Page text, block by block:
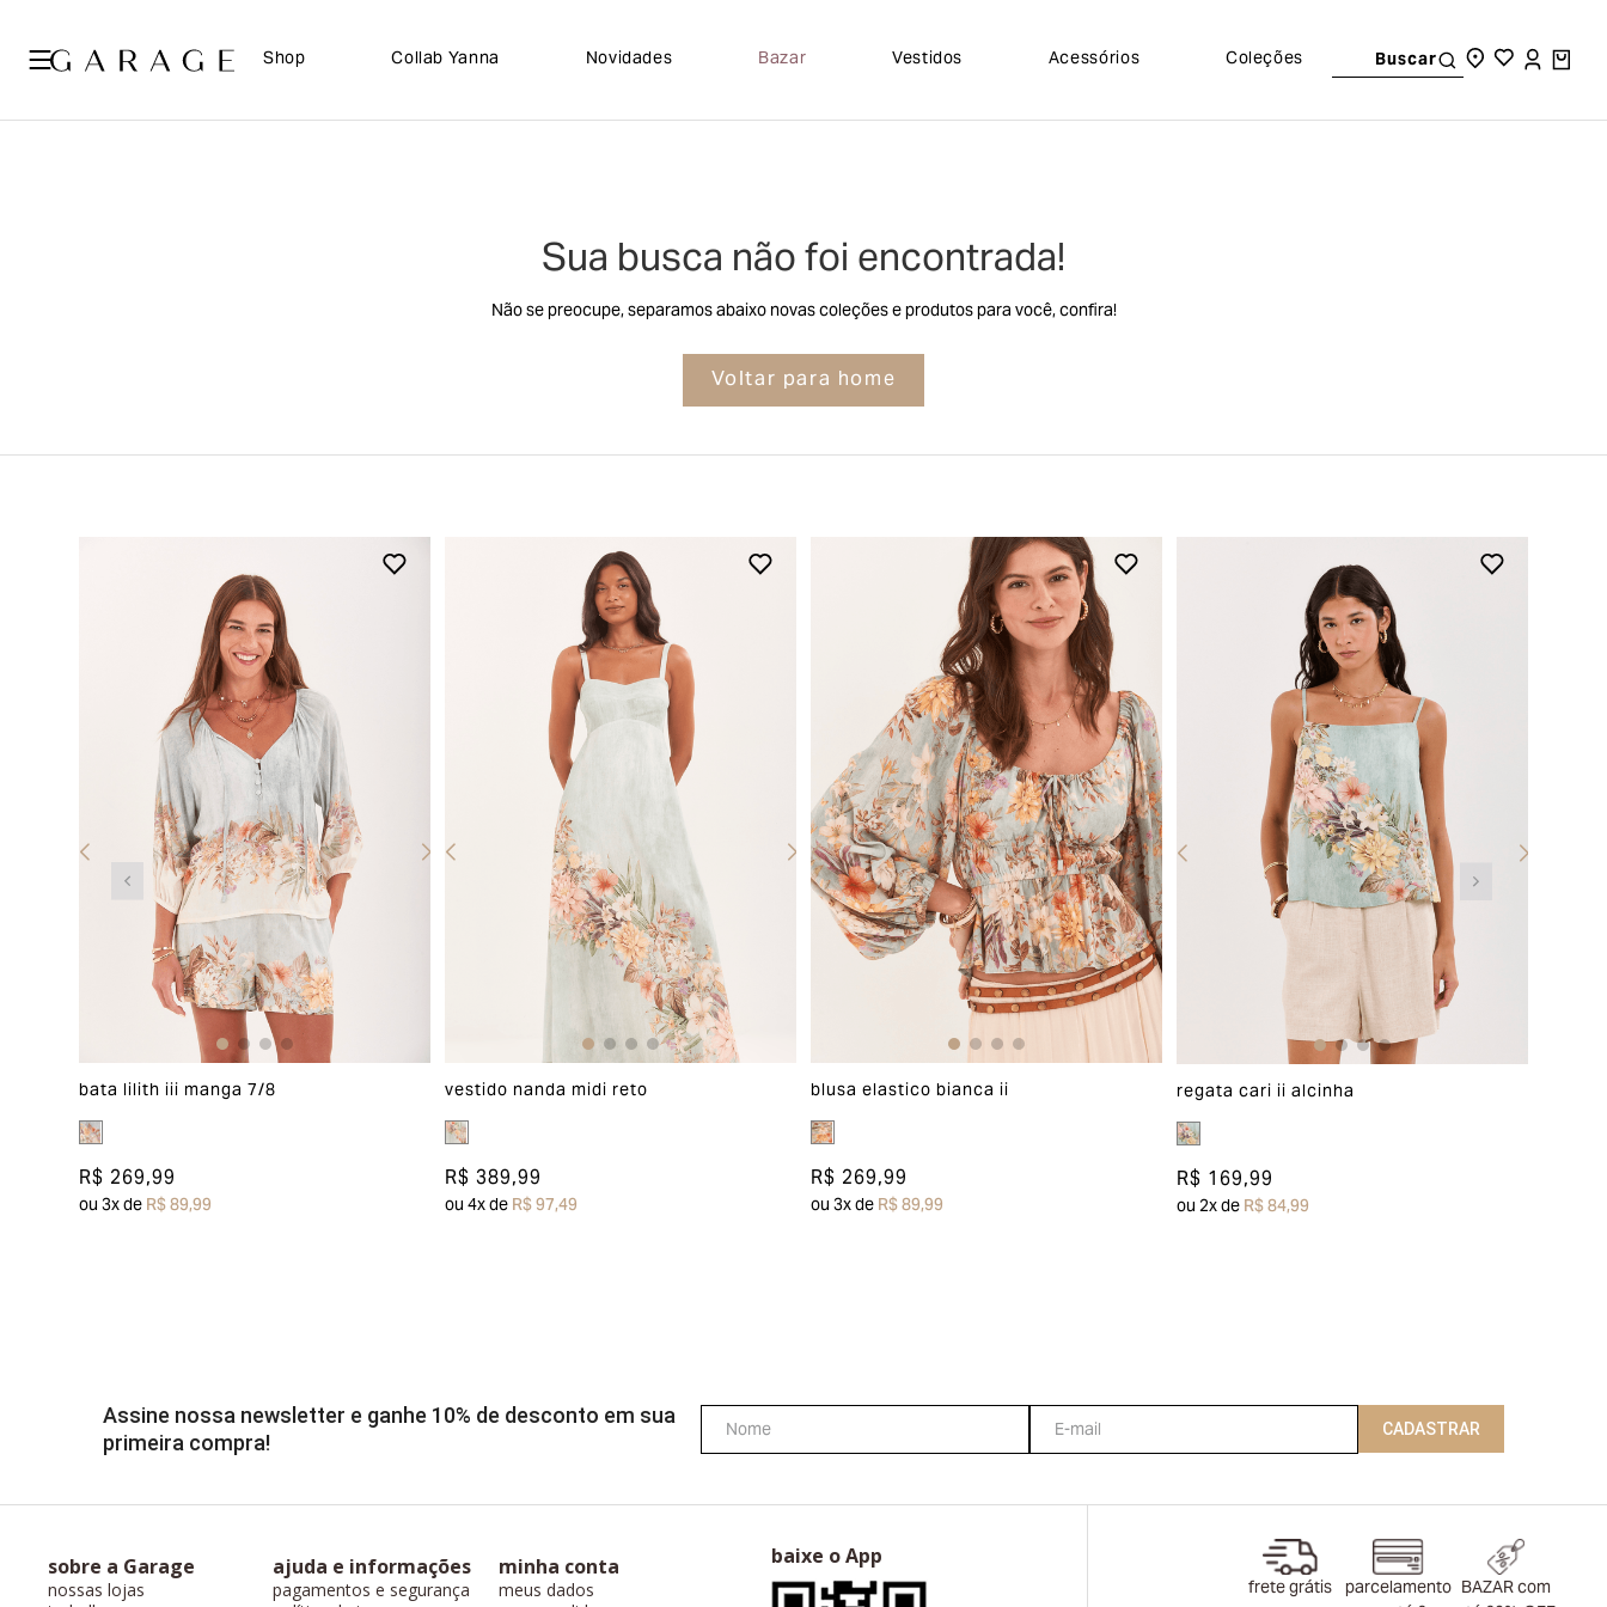
Shop Collab Yanna Novidades Bazar Vestidos Acessórios Coleções Buscar
Sua busca não foi encontrada!
Não se preocupe, separamos abaixo novas coleções e produtos para você, confira!
Voltar para home
bata lilith iii manga 7/8
R$ 269,99
ou3x deR$ 89,99
vestido nanda midi reto
R$ 389,99
ou4x deR$ 97,49
blusa elastico bianca ii
R$ 269,99
ou3x deR$ 89,99
regata cari ii alcinha
R$ 169,99
ou2x deR$ 84,99
Assine nossa newsletter e ganhe 10% de desconto em sua
primeira compra!
CADASTRAR
sobre a Garage
nossas lojas
ajuda e informações
pagamentos e segurança
minha conta
meus dados
baixe o App
frete grátis parcelamento BAZAR com